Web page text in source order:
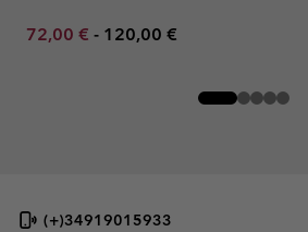
Minimum sale price:
72,00 € - Maximum price:
120,00 €
(+)34919015933